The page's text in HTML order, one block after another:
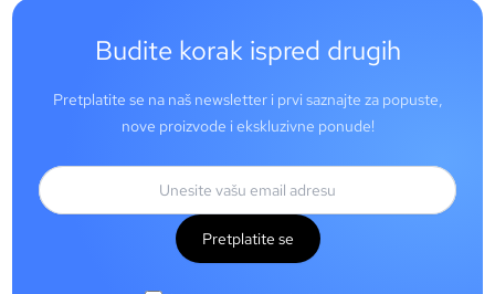
Budite korak ispred drugih
Pretplatite se na naš newsletter i prvi saznajte za popuste,
nove proizvode i ekskluzivne ponude!
Pretplatite se